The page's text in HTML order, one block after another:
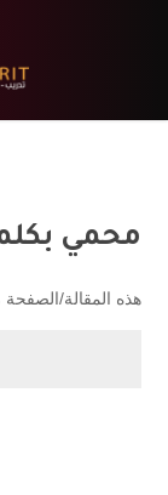
محمي
هذه المقالة/